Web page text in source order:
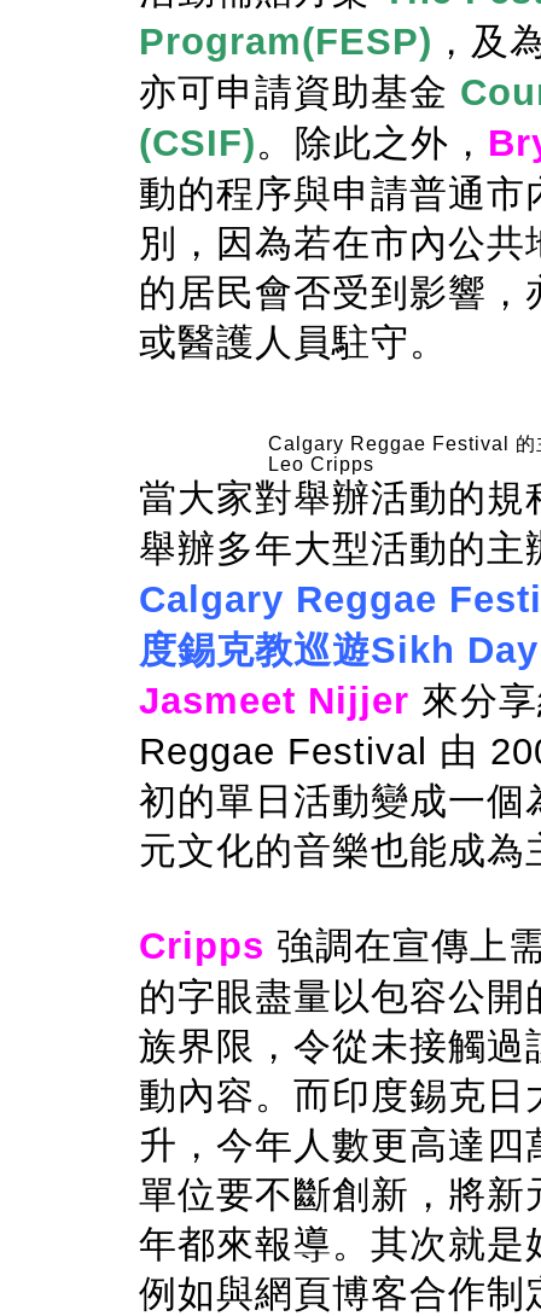
Program(FESP) ，及
亦可申請資助基金
(CSIF)。除此之外，
動的程序與申請普通
別，因為若在市內公
的居民會否受到影響
或醫護人員駐守。
Calgary Reggae Festival 的
Leo Cripps
當大家對舉辦活動的規
舉辦多年大型活動的
Calgary Reggae
度錫克教巡遊Sikh
Jasmeet Nijjer 來分
Reggae Festival 由
初的單日活動變成一
元文化的音樂也能成
Cripps 強調在宣傳上
的字眼盡量以包容公
族界限，令從未接觸
動內容。而印度錫克
升，今年人數更高達
單位要不斷創新，將
年都來報導。其次就
例如與網頁博客合作